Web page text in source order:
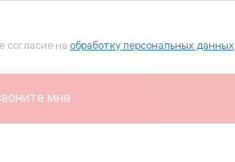
согласие на обработку персональных данных
мне